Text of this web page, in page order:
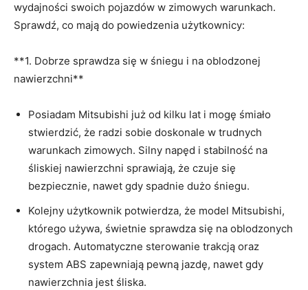
wydajności swoich pojazdów w zimowych⁤ warunkach.
Sprawdź,⁣ co mają do powiedzenia użytkownicy:
**1. Dobrze sprawdza się w śniegu i na oblodzonej
nawierzchni**
Posiadam Mitsubishi już od kilku lat i mogę śmiało
stwierdzić,⁤ że radzi‌ sobie ‌doskonale w trudnych
warunkach zimowych. Silny ⁢napęd ‍i stabilność na
śliskiej nawierzchni ⁣sprawiają,‌ że czuje⁢ się
bezpiecznie, nawet gdy spadnie dużo‍ śniegu.
Kolejny użytkownik potwierdza,‍ że model Mitsubishi,
którego‍ używa, świetnie sprawdza się na oblodzonych
drogach. Automatyczne sterowanie trakcją oraz
‌system⁣ ABS zapewniają pewną jazdę, nawet gdy
nawierzchnia jest śliska.